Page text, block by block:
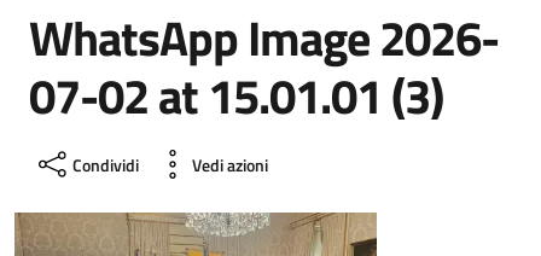
WhatsApp Image 2026-
07-02 at 15.01.01 (3)
Condividi Vedi azioni